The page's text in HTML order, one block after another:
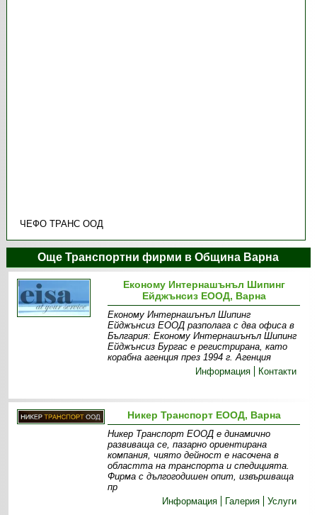
ЧЕФО ТРАНС ООД
Още Транспортни фирми в Община Варна
Економу Интернашънъл Шипинг
Ейджънсиз ЕООД, Варна
Економу Интернашънъл Шипинг
Ейджънсиз ЕООД разполага с два офиса в
България: Економу Интернашънъл Шипинг
Ейджънсиз Бургас е регистрирана, като
корабна агенция през 1994 г. Агенция
Информация
Контакти
Никер Транспорт ЕООД, Варна
Никер Транспорт ЕООД е динамично
развиваща се, пазарно ориентирана
компания, чиято дейност е насочена в
областта на транспорта и спедицията.
Фирма с дългогодишен опит, извършваща
пр
Информация
Галерия Услуги